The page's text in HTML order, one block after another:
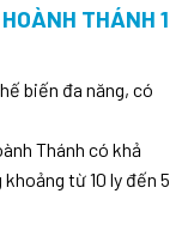
THÁNH 1
biến đa năng, có
Thánh có khả
từ 10 ly đến 5